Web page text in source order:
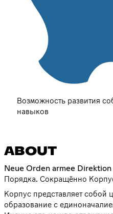
Возможность развития
навыков
ABOUT
Neue Orden armee
Порядка. Сокращённо
Корпус представляет собой
образование с